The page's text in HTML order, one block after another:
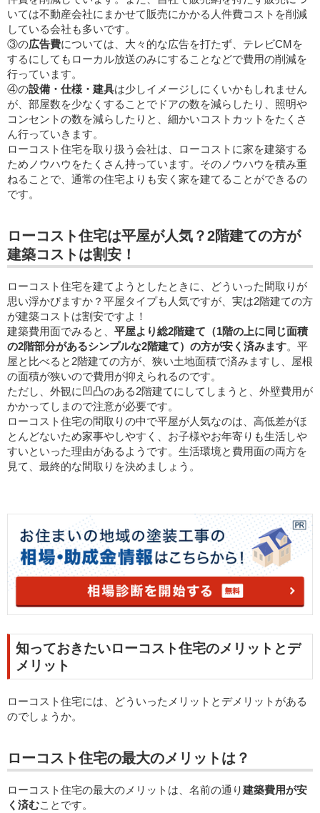
いては不動産会社にまかせて販売にかかる人件費コストを削減
している会社も多いです。
③の広告費については、大々的な広告を打たず、テレビCMを
するにしてもローカル放送のみにすることなどで費用の削減を
行っています。
④の設備・仕様・建具は少しイメージしにくいかもしれません
が、部屋数を少なくすることでドアの数を減らしたり、照明や
コンセントの数を減らしたりと、細かいコストカットをたくさ
ん行っていきます。
ローコスト住宅を取り扱う会社は、ローコストに家を建築する
ためノウハウをたくさん持っています。そのノウハウを積み重
ねることで、通常の住宅よりも安く家を建てることができるの
です。
ローコスト住宅は平屋が人気？2階建ての方が
建築コストは割安！
ローコスト住宅を建てようとしたときに、どういった間取りが
思い浮かびますか？平屋タイプも人気ですが、実は2階建ての方
が建築コストは割安ですよ！
建築費用面でみると、 平屋より総2階建て（1階の上に同じ面積
の2階部分があるシンプルな2階建て）の方が安く済みます。平
屋と比べると2階建ての方が、狭い土地面積で済みますし、屋根
の面積が狭いので費用が抑えられるのです。
ただし、外観に凹凸のある2階建てにしてしまうと、外壁費用が
かかってしまので注意が必要です。
ローコスト住宅の間取りの中で平屋が人気なのは、高低差がほ
とんどないため家事やしやすく、お子様やお年寄りも生活しや
すいといった理由があるようです。生活環境と費用面の両方を
見て、最終的な間取りを決めましょう。
知っておきたいローコスト住宅のメリットとデ
メリット
ローコスト住宅には、どういったメリットとデメリットがある
のでしょうか。
ローコスト住宅の最大のメリットは？
ローコスト住宅の最大のメリットは、名前の通り建築費用が安
く済むことです。